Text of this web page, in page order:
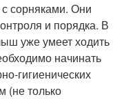
сорняками. Они
и порядка. В
уже умеет ходить
начинать
гигиенических
(не только